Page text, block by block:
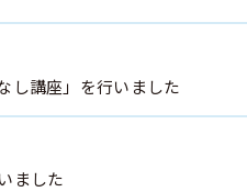
し講座」を行いました
ました